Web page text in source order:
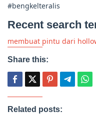
#bengkelteralis
Recent search
membuat pintu dari
Share this:
Related posts: